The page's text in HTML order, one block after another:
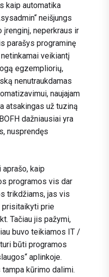
kaip automatika
neišjungs
neperkraus ir
parašys programinę
veikiantį
egzempliorių,
nenutraukdamas
naujajam
atsakingas už tuziną
dažniausiai yra
nusprendęs
kaip
programos vis dar
trikdžiams, jas vis
prisitaikyti prie
Tačiau jis pažymi,
buvo teikiamos IT /
būti programos
aplinkoje.
kūrimo dalimi.